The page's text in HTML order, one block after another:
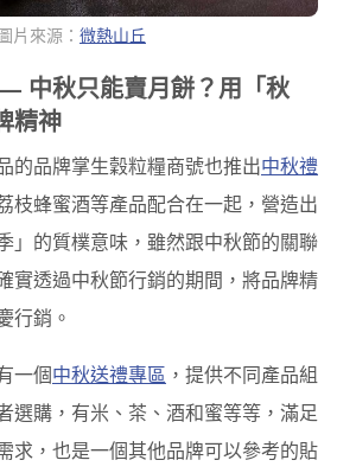
片來源： 微熱山丘
中秋只能賣月餅？用「秋
精神
的品牌掌生穀粒糧商號也推出中秋禮
枝蜂蜜酒等產品配合在一起，營造出
」的質樸意味，雖然跟中秋節的關聯
實透過中秋節行銷的期間，將品牌精
行銷。
一個中秋送禮專區 ，提供不同產品組
選購，有米、茶、酒和蜜等等，滿足
求，也是一個其他品牌可以參考的貼